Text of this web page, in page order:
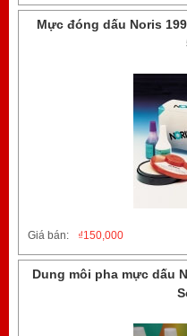
Mực đóng dấu Noris
Giá bán: 150,000
₫
Dung môi pha mực dấu